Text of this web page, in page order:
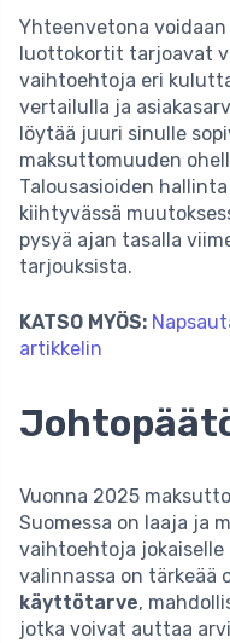
Yhteenvetona
luottokortit tarjoavat
vaihtoehtoja eri
vertailulla ja
löytää juuri sinulle
maksuttomuuden
Talousasioiden
kiihtyvässä
pysyä ajan tasalla
tarjouksista.
KATSO MYÖS:
artikkelin
Vuonna 2025
Suomessa on laaja ja
vaihtoehtoja
valinnassa on tärkeää
käyttötarve,
jotka voivat auttaa